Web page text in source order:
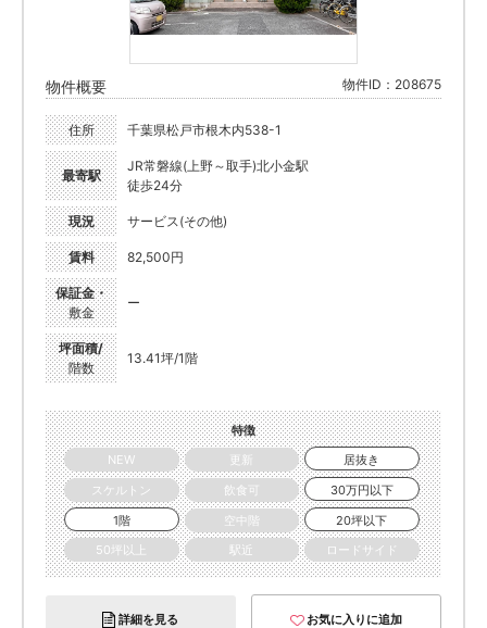
物件概要 物件ID：208675
住所 千葉県松戸市根木内538-1
最寄駅
JR常磐線(上野～取手)北小金駅
徒歩24分
現況 サービス(その他)
賃料 82,500円
保証金・
敷金
ー
坪面積/
階数
13.41坪/1階
特徴
NEW
更新
居抜き
スケルトン
飲食可
30万円以下
1階
空中階
20坪以下
50坪以上
駅近 ロードサイド
詳細を見る お気に入りに追加